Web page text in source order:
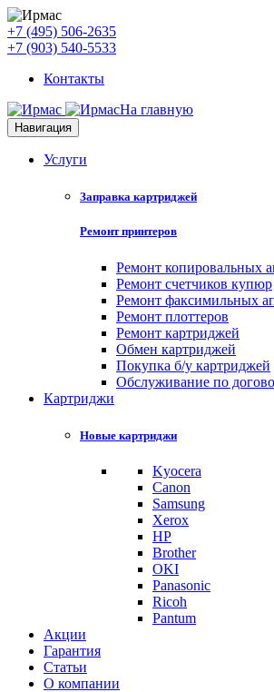
+7 (495) 506-2635
+7 (903) 540-5533
Контакты
На главную
Навигация
Услуги
Заправка картриджей
Ремонт принтеров
Ремонт копировальных
Ремонт счетчиков купюр
Ремонт факсимильных
Ремонт плоттеров
Ремонт картриджей
Обмен картриджей
Покупка б/у картриджей
Обслуживание по
Картриджи
Новые картриджи
Kyocera
Canon
Samsung
Xerox
HP
Brother
OKI
Panasonic
Ricoh
Pantum
Акции
Гарантия
Статьи
О компании